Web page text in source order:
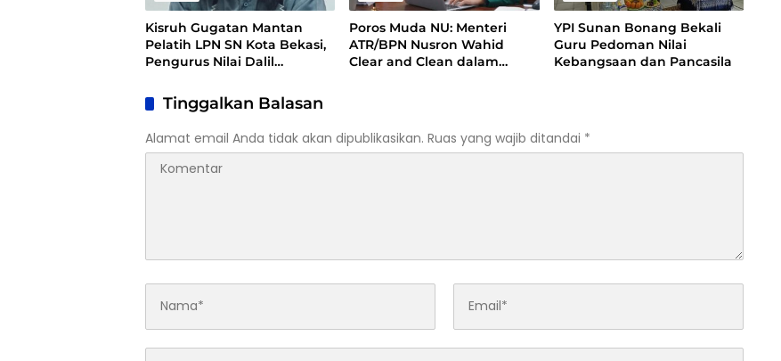
Kisruh Gugatan Mantan
Pelatih LPN SN Kota Bekasi,
Pengurus Nilai Dalil
Poros Muda NU: Menteri
ATR/BPN Nusron Wahid
Clear and Clean dalam
YPI Sunan Bonang Bekali
Guru Pedoman Nilai
Kebangsaan dan Pancasila
Tinggalkan Balasan
Alamat email Anda tidak akan dipublikasikan. Ruas yang wajib ditandai *